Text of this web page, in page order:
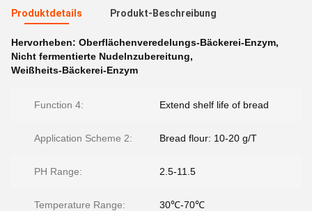
Produktdetails Produkt-Beschreibung
Hervorheben: Oberflächenveredelungs-Bäckerei-Enzym,
Nicht fermentierte Nudelnzubereitung,
Weißheits-Bäckerei-Enzym
Function 4: Extend shelf life of bread
Application Scheme 2: Bread flour: 10-20 g/T
PH Range: 2.5-11.5
Temperature Range: 30℃-70℃